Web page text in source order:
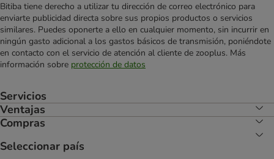
Bitiba tiene derecho a utilizar tu dirección de correo electrónico para
enviarte publicidad directa sobre sus propios productos o servicios
similares. Puedes oponerte a ello en cualquier momento, sin incurrir en
ningún gasto adicional a los gastos básicos de transmisión, poniéndote
en contacto con el servicio de atención al cliente de zooplus. Más
información sobre protección de datos
Servicios
Ventajas
Compras
Seleccionar país